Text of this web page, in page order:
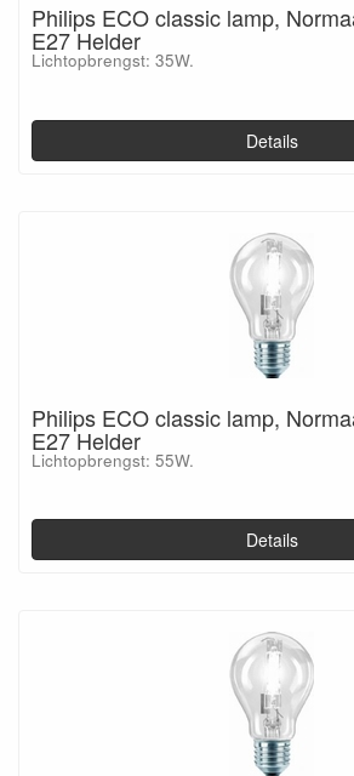
Philips ECO classic lamp,
E27 Helder
Lichtopbrengst: 35W.
Details
Philips ECO classic lamp,
E27 Helder
Lichtopbrengst: 55W.
Details